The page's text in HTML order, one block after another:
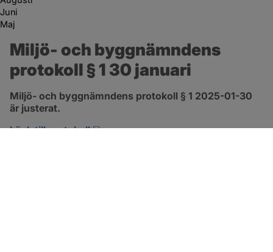
Juni
Maj
Miljö- och byggnämndens
protokoll § 1 30 januari
Miljö- och byggnämndens protokoll § 1 2025-01-30
är justerat.
Länk till protokoll
pdf, 125.7 kB, öppnas i nytt fönster.